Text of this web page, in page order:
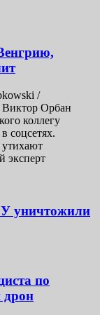
/
Виктор Орбан
коллегу
соцсетях.
эксперт
уничтожили
по
дрон